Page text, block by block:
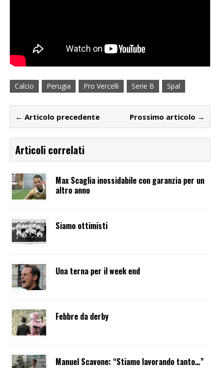
Calcio Perugia Pro Vercelli Serie B Spal
← Articolo precedente Prossimo articolo →
Articoli correlati
Max Scaglia inossidabile con garanzia per un
altro anno
Siamo ottimisti
Una terna per il week end
Febbre da derby
Manuel Scavone: “Stiamo lavorando tanto…”